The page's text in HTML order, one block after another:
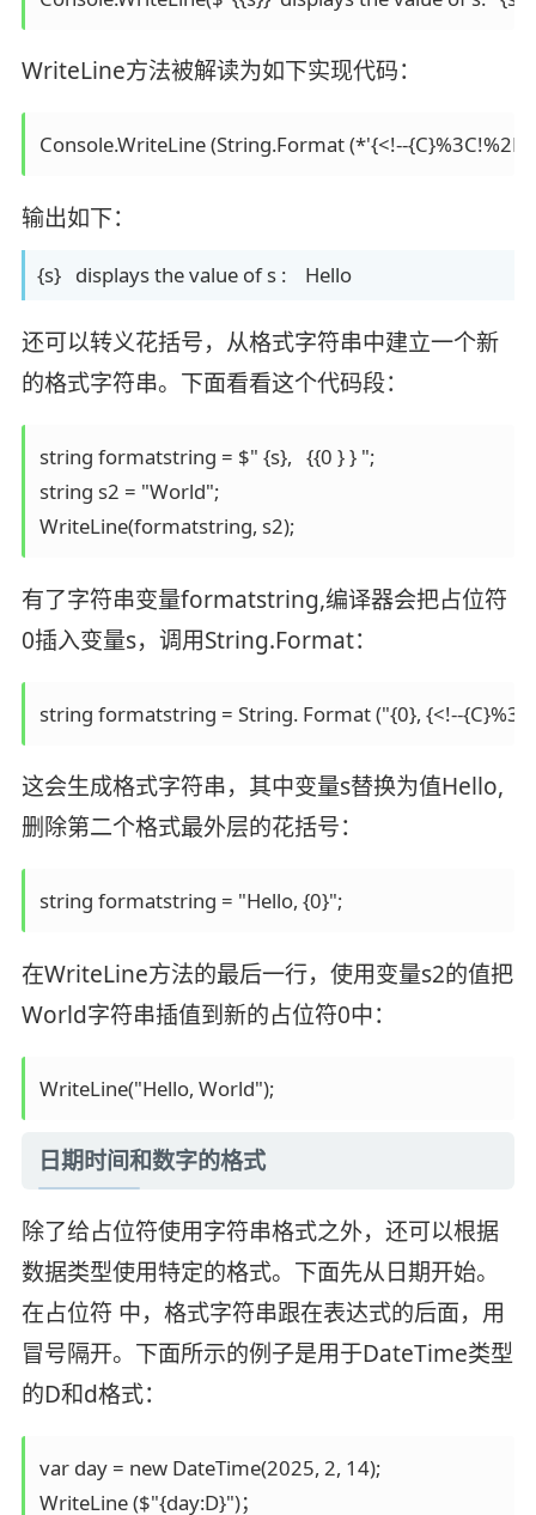
WriteLine方法被解读为如下实现代码：
Console.WriteLine (String.Format (*'{<!--
输出如下：
{s} displays the value of s : Hello
还可以转义花括号，从格式字符串中建立一个新
的格式字符串。下面看看这个代码段：
string formatstring = $" {s},   {{0 } } ";
string s2 = "World";
WriteLine(formatstring, s2);
有了字符串变量formatstring,编译器会把占位符
0插入变量s，调用String.Format：
string formatstring = String. Format ("{0}, {<!--
这会生成格式字符串，其中变量s替换为值Hello,
删除第二个格式最外层的花括号：
string formatstring = "Hello, {0}";
在WriteLine方法的最后一行，使用变量s2的值把
World字符串插值到新的占位符0中：
WriteLine("Hello, World");
日期时间和数字的格式
除了给占位符使用字符串格式之外，还可以根据
数据类型使用特定的格式。下面先从日期开始。
在占位符 中，格式字符串跟在表达式的后面，用
冒号隔开。下面所示的例子是用于DateTime类型
的D和d格式：
var day = new DateTime(2025, 2, 14);
WriteLine ($"{day:D}")；